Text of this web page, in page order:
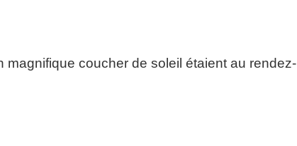
magnifique coucher de soleil étaient au rendez-